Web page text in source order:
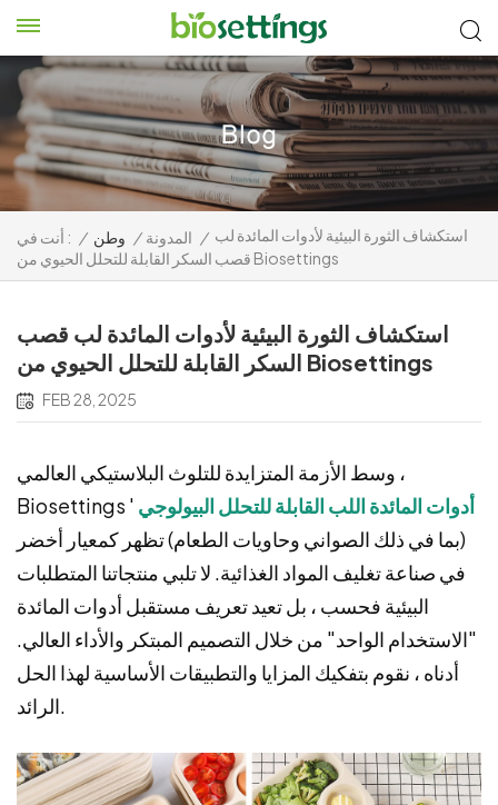
أنت في : / وطن / المدونة / استكشاف الثورة البيئية لأدوات المائدة لب
قصب السكر القابلة للتحلل الحيوي من Biosettings
استكشاف الثورة البيئية لأدوات المائدة لب قصب
السكر القابلة للتحلل الحيوي من Biosettings
FEB 28, 2025
وسط الأزمة المتزايدة للتلوث البلاستيكي العالمي ،
Biosettings ' أدوات المائدة اللب القابلة للتحلل البيولوجي
(بما في ذلك الصواني وحاويات الطعام) تظهر كمعيار أخضر
في صناعة تغليف المواد الغذائية. لا تلبي منتجاتنا المتطلبات
البيئية فحسب ، بل تعيد تعريف مستقبل أدوات المائدة
"الاستخدام الواحد" من خلال التصميم المبتكر والأداء العالي.
أدناه ، نقوم بتفكيك المزايا والتطبيقات الأساسية لهذا الحل
الرائد.